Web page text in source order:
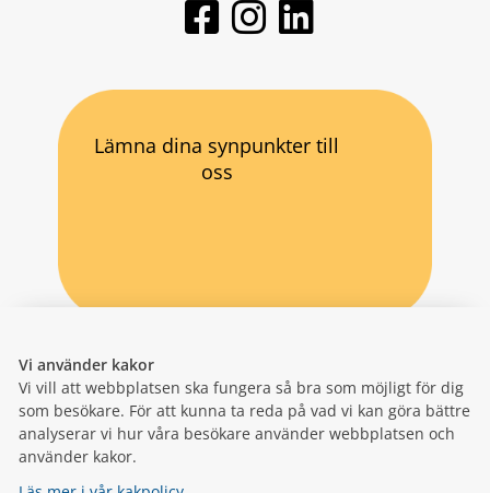
Vi använder kakor
Vi vill att webbplatsen ska fungera så bra som möjligt för dig
som besökare. För att kunna ta reda på vad vi kan göra bättre
analyserar vi hur våra besökare använder webbplatsen och
använder kakor.
Lämna dina synpunkter till
oss